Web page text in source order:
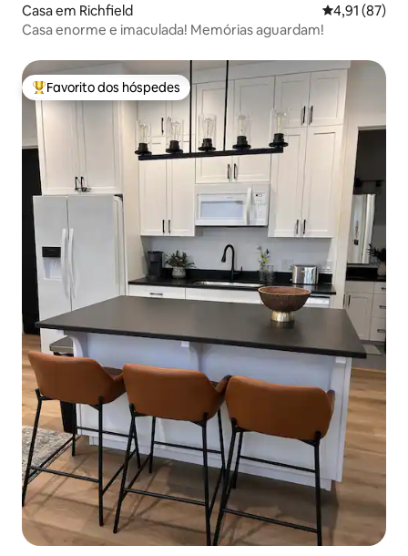
Casa em Richfield Classificação
4,91 (87)
Casa enorme e imaculada! Memórias aguardam!
Favoritos dos hóspedes mais apreciados
Favorito dos hóspedes